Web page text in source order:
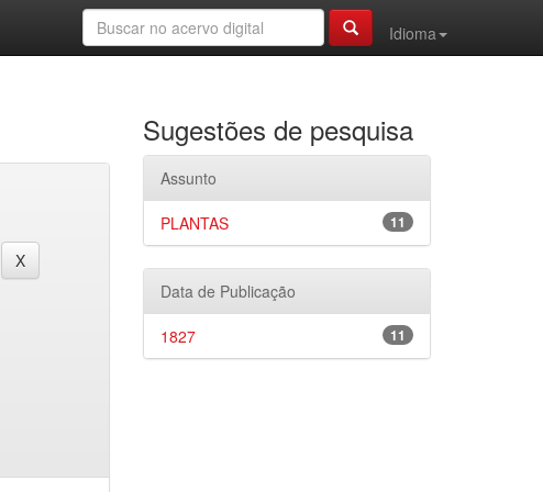
Idioma
Sugestões de pesquisa
Assunto
11
PLANTAS
Data de Publicação
11
1827